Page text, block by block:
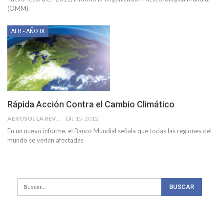
(OMM).
ALR - AÑO IX
Rápida Acción Contra el Cambio Climático
AEROSOL LA REVISTA Dic 15, 2012
En un nuevo informe, el Banco Mundial señala que todas las regiones del
mundo se verían afectadas